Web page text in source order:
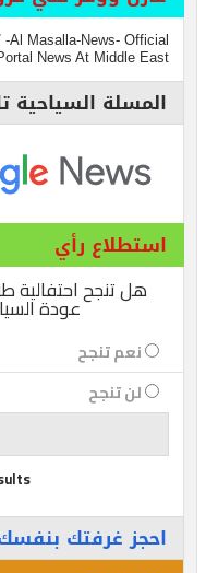
Al Masalla-News- Official
News At Middle East
المسلة السياحية
استطلاع رأي
هل تنجح احتفالية
عودة
نعم تنجح
لن تنجح
احجز غرفتك